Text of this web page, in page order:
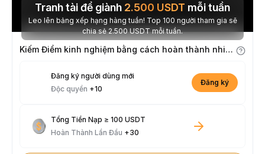
Tranh tài để giành 2.500 USDT mỗi tuần
Leo lên bảng xếp hạng hàng tuần! Top 100 người tham gia sẽ
chia sẻ 2.500 USDT mỗi tuần.
Kiếm Điểm kinh nghiệm bằng cách hoàn thành nhiệm vụ
Đăng ký người dùng mới
Độc quyền +10
Đăng ký
Tổng Tiền Nạp ≥ 100 USDT
Hoàn Thành Lần Đầu +30